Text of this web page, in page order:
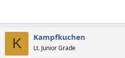
K Kampfkuchen
Lt. Junior Grade